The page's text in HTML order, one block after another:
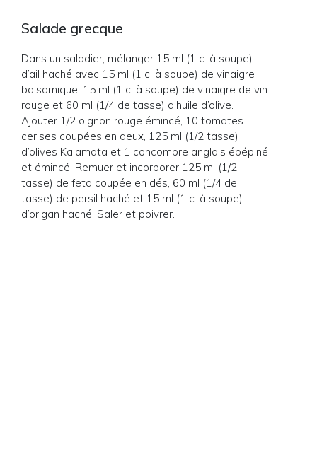
Salade grecque
Dans un saladier, mélanger 15 ml (1 c. à soupe)
d’ail haché avec 15 ml (1 c. à soupe) de vinaigre
balsamique, 15 ml (1 c. à soupe) de vinaigre de vin
rouge et 60 ml (1/4 de tasse) d’huile d’olive.
Ajouter 1/2 oignon rouge émincé, 10 tomates
cerises coupées en deux, 125 ml (1/2 tasse)
d’olives Kalamata et 1 concombre anglais épépiné
et émincé. Remuer et incorporer 125 ml (1/2
tasse) de feta coupée en dés, 60 ml (1/4 de
tasse) de persil haché et 15 ml (1 c. à soupe)
d’origan haché. Saler et poivrer.